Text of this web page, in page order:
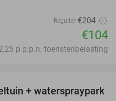
Regulier €204
€104
p.p.p.n. toeristenbelasting
40%
+ waterspraypark